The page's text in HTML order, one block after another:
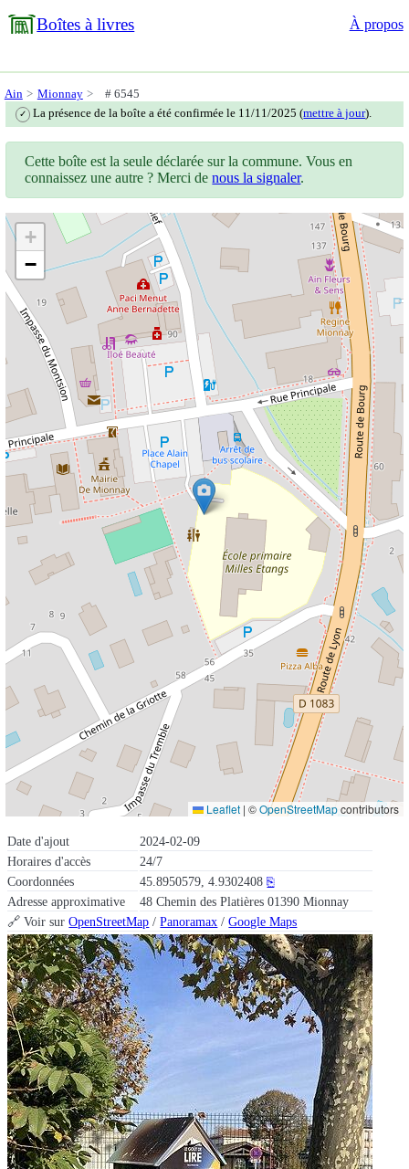
Boîtes à livres À propos
Ain Mionnay # 6545
✓ La présence de la boîte a été confirmée le 11/11/2025 (mettre à jour).
Date d'ajout
2024-02-09
Horaires d'accès
24/7
Coordonnées
45.8950579, 4.9302408 ⎘
Adresse approximative
48 Chemin des Platières 01390 Mionnay
🔗 Voir surOpenStreetMap /Panoramax /Google Maps
Cette boîte est la seule déclarée sur la commune. Vous en
connaissez une autre ? Merci denous la signaler.
+
−
Leaflet | ©OpenStreetMapcontributors